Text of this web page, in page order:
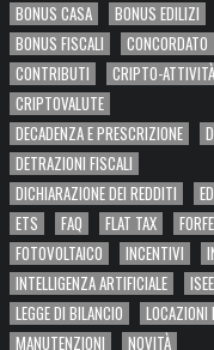
BONUS CASA
BONUS EDILIZI
BONUS FISCALI
CONCORDATO
CONTRIBUTI
CRIPTO-ATTIVITÀ
CRIPTOVALUTE
DECADENZA E PRESCRIZIONE
DETRAZIONI FISCALI
DICHIARAZIONE DEI REDDITI
ETS
FAQ FLAT TAX
FOTOVOLTAICO
INCENTIVI
INTELLIGENZA ARTIFICIALE
ISEE
LEGGE DI BILANCIO
LOCAZIONI
MANUTENZIONI
NOVITÀ